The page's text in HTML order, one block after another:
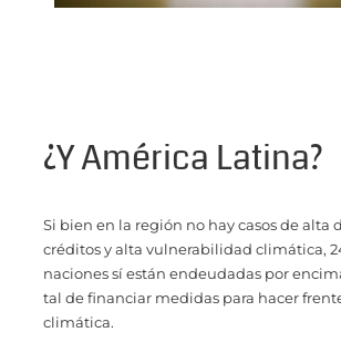
¿Y América Latina?
Si bien en la región no hay casos de alta
créditos y alta vulnerabilidad climática,
naciones sí están endeudadas por
tal de financiar medidas para hacer
climática.